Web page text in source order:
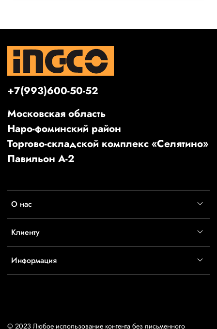
О нас
Клиенту
Информация
+7(993)600-50-52
Московская область
Наро-фоминский район
Торгово-складской комплекс «Селятино»
Павильон А-2
© 2023 Любое использование контента без письменного